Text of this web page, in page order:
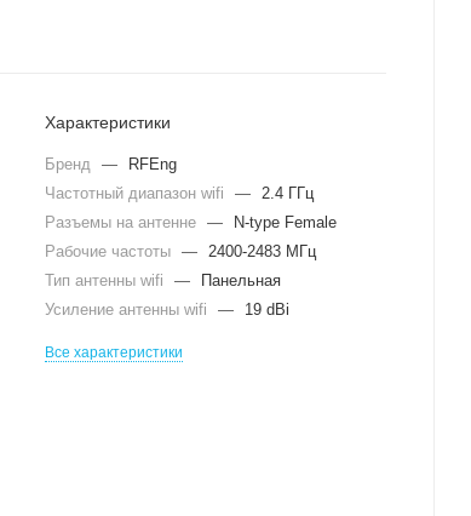
Характеристики
Бренд —
RFEng
Частотный диапазон wifi
— 2.4 ГГц
Разъемы на антенне —
N-type Female
Рабочие частоты — 2400-2483 МГц
Тип антенны wifi
—
Панельная
Усиление антенны wifi
— 19 dBi
Все характеристики